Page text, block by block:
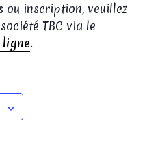
ou inscription, veuillez
TBC via le
.